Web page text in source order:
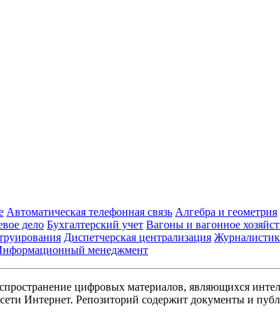
Автоматическая телефонная связь Алгебра и геометрия
дело Бухгалтерский учет Вагоны и вагонное
Диспетчерская централизация
менеджмент
цифровых материалов, являющихся
Интернет. Репозиторий содержит документы и